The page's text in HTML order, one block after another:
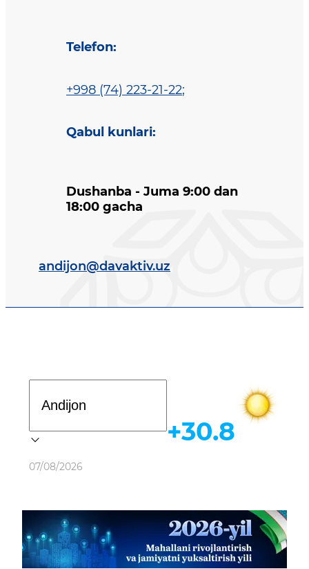
Telefon:
+998 (74) 223-21-22;
Qabul kunlari:
Dushanba - Juma 9:00 dan
18:00 gacha
andijon@davaktiv.uz
Ob-havo
07/08/2026
+30.8